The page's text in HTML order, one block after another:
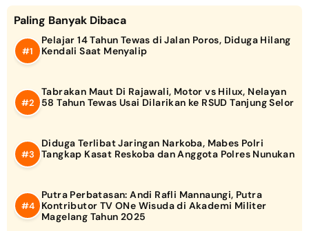
Paling Banyak Dibaca
Pelajar 14 Tahun Tewas di Jalan Poros, Diduga Hilang
Kendali Saat Menyalip
Tabrakan Maut Di Rajawali, Motor vs Hilux, Nelayan
58 Tahun Tewas Usai Dilarikan ke RSUD Tanjung Selor
Diduga Terlibat Jaringan Narkoba, Mabes Polri
Tangkap Kasat Reskoba dan Anggota Polres Nunukan
Putra Perbatasan: Andi Rafli Mannaungi, Putra
Kontributor TV ONe Wisuda di Akademi Militer
Magelang Tahun 2025